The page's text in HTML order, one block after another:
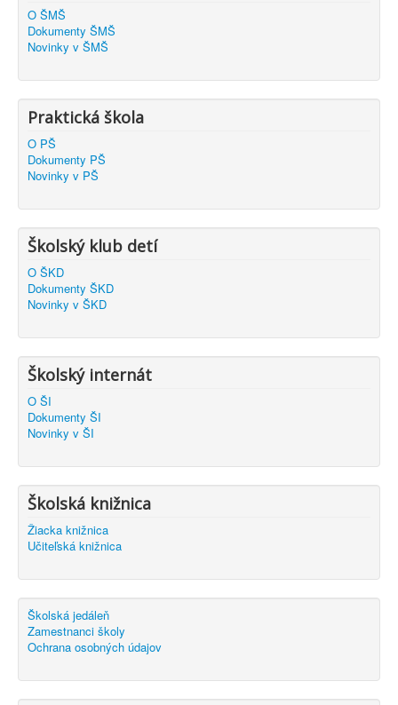
O ŠMŠ
Dokumenty ŠMŠ
Novinky v ŠMŠ
Praktická škola
O PŠ
Dokumenty PŠ
Novinky v PŠ
Školský klub detí
O ŠKD
Dokumenty ŠKD
Novinky v ŠKD
Školský internát
O ŠI
Dokumenty ŠI
Novinky v ŠI
Školská knižnica
Žiacka knižnica
Učiteľská knižnica
Školská jedáleň
Zamestnanci školy
Ochrana osobných údajov